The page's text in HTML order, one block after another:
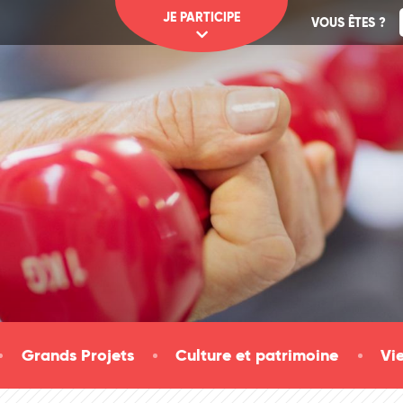
VOUS ÊTES ?
JE PARTICIPE
Grands Projets Culture et patrimoine